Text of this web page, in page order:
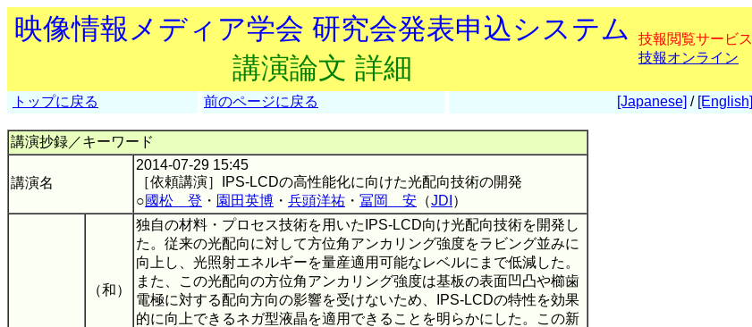
映像情報メディア学会 研究会発表申込システム
講演論文 詳細
技報閲覧サービス
技報オンライン
トップに戻る 前のページに戻る [Japanese] / [English]
講演抄録／キーワード
講演名
2014-07-29 15:45
［依頼講演］IPS-LCDの高性能化に向けた光配向技術の開発
○國松 登 ・ 園田英博 ・ 兵頭洋祐 ・ 冨岡 安 （JDI ）
（和）
独自の材料・プロセス技術を用いたIPS-LCD向け光配向技術を開発し
た。従来の光配向に対して方位角アンカリング強度をラビング並みに
向上し、光照射エネルギーを量産適用可能なレベルにまで低減した。
また、この光配向の方位角アンカリング強度は基板の表面凹凸や櫛歯
電極に対する配向方向の影響を受けないため、IPS-LCDの特性を効果
的に向上できるネガ型液晶を適用できることを明らかにした。この新